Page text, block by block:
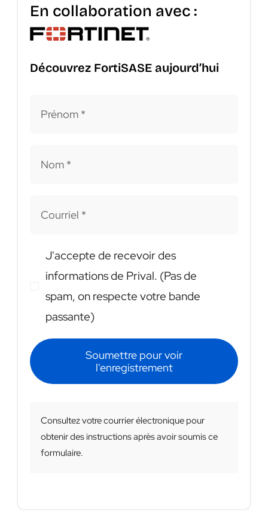
En collaboration avec :
Découvrez FortiSASE aujourd’hui
J'accepte de recevoir des
informations de Prival. (Pas de
spam, on respecte votre bande
passante)
Soumettre pour voir
l'enregistrement
Consultez votre courrier électronique pour
obtenir des instructions après avoir soumis ce
formulaire.